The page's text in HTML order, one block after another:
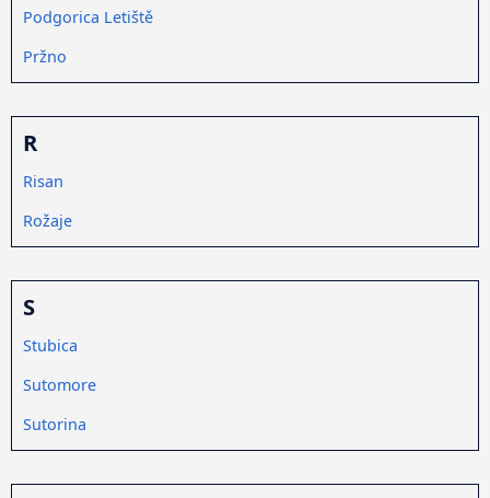
Podgorica Letiště
Pržno
R
Risan
Rožaje
S
Stubica
Sutomore
Sutorina